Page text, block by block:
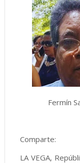
Fermín
Comparte:
LA VEGA,